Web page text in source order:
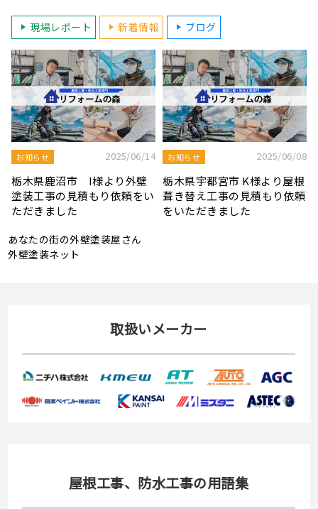
現場レポート 新着情報 ブログ
モルタル外壁の特徴と劣化症
状、メンテナンス方法を解説
令和7年度 結婚新生活支援補
助金が実施されます！
あなたの街の外壁塗装屋さん
外壁塗装ネット
取扱いメーカー
屋根工事、防水工事の用語集